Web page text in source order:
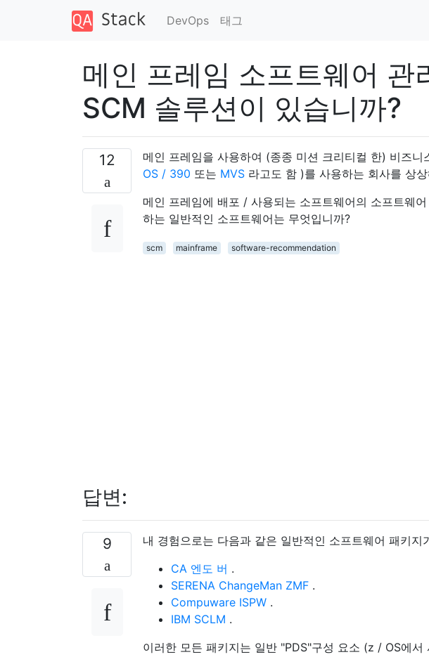
DevOps 태그
메인 프레임 소프트웨어 관
SCM 솔루션이 있습니까?
12 메인 프레임을 사용하여 (종종 미션 크리티컬 한) 비즈
OS / 390 또는 MVS 라고도 함 )를 사용하는 회사를 상
메인 프레임에 배포 / 사용되는 소프트웨어의 소프트웨
하는 일반적인 소프트웨어는 무엇입니까?
scm mainframe software-recommendation
답변:
9
내 경험으로는 다음과 같은 일반적인 소프트웨어 패키지
CA 엔도 버 .
SERENA ChangeMan ZMF .
Compuware ISPW .
IBM SCLM .
이러한 모든 패키지는 일반 "PDS"구성 요소 (z / OS에